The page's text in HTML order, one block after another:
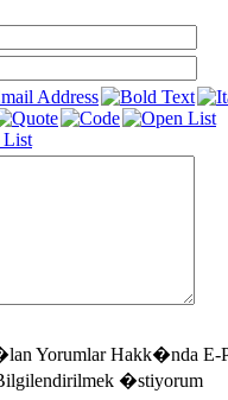
Yorumlar Hakk�nda E-
�stiyorum